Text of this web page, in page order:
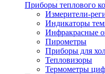
Приборы теплового
Измерители-
Индикаторы
Инфракрасные
Пирометры
Приборы для
Тепловизоры
Термометры